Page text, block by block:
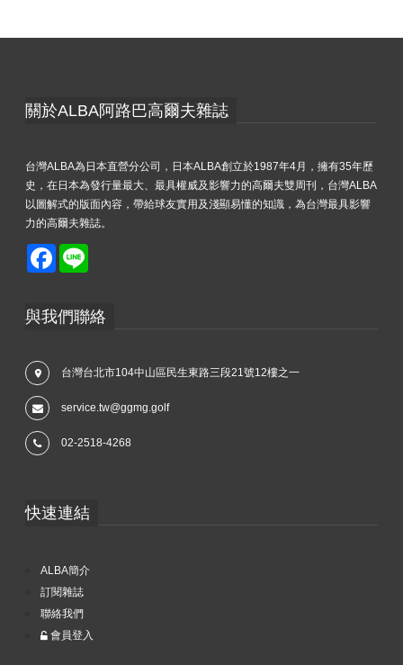
關於ALBA阿路巴高爾夫雜誌
台灣ALBA為日本直營分公司，日本ALBA創立於1987年4月，擁有35年歷
史，在日本為發行量最大、最具權威及影響力的高爾夫雙周刊，台灣ALBA
以圖解式的版面內容，帶給球友實用及淺顯易懂的知識，為台灣最具影響
力的高爾夫雜誌。
Facebook
與我們聯絡
台灣台北市104中山區民生東路三段21號12樓之一
service.tw@ggmg.golf
02-2518-4268
快速連結
ALBA簡介
訂閱雜誌
聯絡我們
會員登入